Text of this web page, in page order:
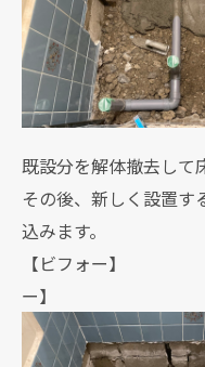
既設分を解体撤去して
その後、新しく設置す
込みます。
【ビフォ
ー】